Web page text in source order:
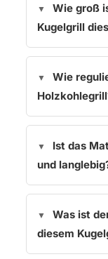
Wie groß
Kugelgrill
Wie
Ist das
und
Was ist
diesem